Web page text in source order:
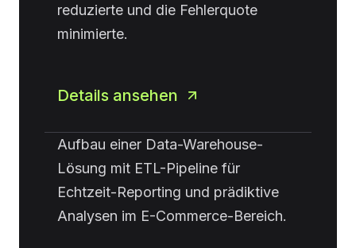
reduzierte und die Fehlerquote
minimierte.
Details ansehen
Aufbau einer Data-Warehouse-
Lösung mit ETL-Pipeline für
Echtzeit-Reporting und prädiktive
Analysen im E-Commerce-Bereich.